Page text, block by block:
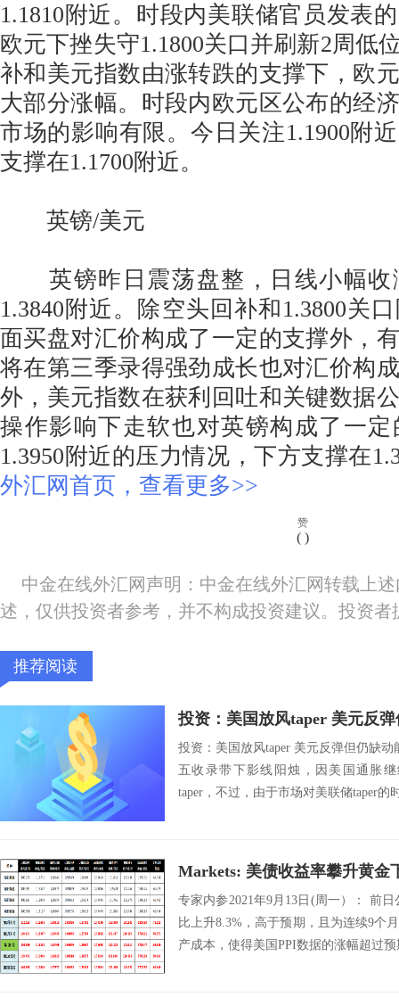
1.1810附近。时段内美联储官员发表
欧元下挫失守1.1800关口并刷新2周低
补和美元指数由涨转跌的支撑下，欧
大部分涨幅。时段内欧元区公布的经
市场的影响有限。今日关注1.1900附
支撑在1.1700附近。
英镑/美元
英镑昨日震荡盘整，日线小幅收
1.3840附近。除空头回补和1.3800关
面买盘对汇价构成了一定的支撑外，
将在第三季录得强劲成长也对汇价构
外，美元指数在获利回吐和关键数据
操作影响下走软也对英镑构成了一
1.3950附近的压力情况，下方支撑在
外汇网首页，查看更多>>
赞
( )
中金在线外汇网声明：中金在线外汇网转载上
述，仅供投资者参考，并不构成投资建议。投资
推荐阅读
投资：美国放风taper 美元反
投资：美国放风taper 美元反弹但仍缺动
五收录带下影线阳烛，因美国通胀
taper，不过，由于市场对美联储taper的
Markets: 美债收益率攀升黄金
专家内参2021年9月13日(周一）： 前
比上升8.3%，高于预期，且为连续9个
产成本，使得美国PPI数据的涨幅超过